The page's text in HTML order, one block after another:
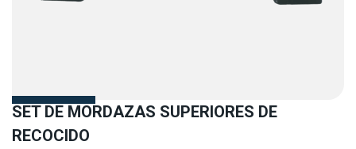
SET DE MORDAZAS SUPERIORES DE
RECOCIDO